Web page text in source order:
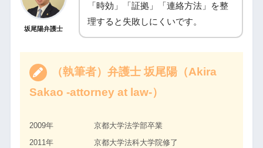
坂尾陽弁護士
「時効」「証拠」「連絡方法」を整
理すると失敗しにくいです。
（執筆者）弁護士 坂尾陽（Akira
Sakao -attorney at law-）
2009年 京都大学法学部卒業
2011年 京都大学法科大学院修了